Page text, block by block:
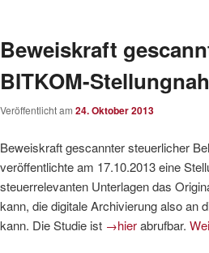
Beweiskraft
BITKOM-
Veröffentlicht am 24. Oktober 2013
Beweiskraft gescannter steuerlicher
veröffentlichte am 17.10.2013 eine
steuerrelevanten Unterlagen das
kann, die digitale Archivierung also an
kann. Die Studie ist →hierabrufbar.